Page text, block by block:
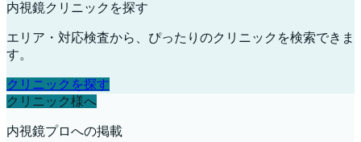
内視鏡クリニックを探す
エリア・対応検査から、ぴったりのクリニックを検索できま
す。
クリニックを探す
クリニック様へ
内視鏡プロへの掲載